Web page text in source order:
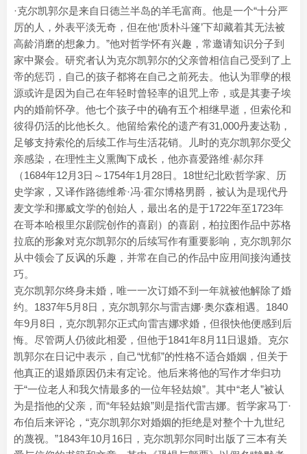
·克尔凯郭尔是来自日德兰半岛的羊毛富商。他是一个“十分严
厉的人，外表平淡无奇，但在他‘质朴斗篷’下却藏着其无法被
高龄消磨的想象力。”他对哲学怀有兴趣，常邀请知识分子到
家中聚会。研究者认为克尔凯郭尔的父亲曾相信自己受到了上
帝的惩罚，自己的孩子都将在自己之前死去。他认为罪孽的根
源或许是因为自己在年轻时曾轻率的诅咒上帝，或是其妻子埃
内的婚前怀孕。他七个孩子中的确有五个相继早逝，但索伦和
彼得仍活的比他长久。他留给索伦的遗产有31,000丹麦达勒，
足够支持索伦的后续工作与生活花销。儿时的克尔凯郭尔受父
亲感染，在理性主义熏陶下成长，他亦喜爱路维·郝尔拜
（1684年12月3日～1754年1月28日。18世纪北欧哲学家、历
史学家，又译作路德维希·冯·霍尔博格男爵，被认为是现代丹
麦文学和挪威文学的创始人，最出名的是于1722年至1723年
在哥本哈根里尔剧院创作的喜剧）的喜剧，柏拉图作品中苏格
拉底的形象对克尔凯郭尔的后续写作有重要影响，克尔凯郭尔
从中领会了反讽的乐趣，并常在自己的作品中应用间接沟通技
巧。
克尔凯郭尔终身未婚，唯一一次订婚不到一年就被他解除了婚
约。1837年5月8日，克尔凯郭尔与雷吉娜·奥尔森相遇。1840
年9月8日，克尔凯郭尔正式向雷吉娜求婚，但很快他便感到后
悔。尽管两人仍彼此相爱，但他于1841年8月11日退婚。克尔
凯郭尔在日记中表示，自己“忧郁”的性格不适合婚姻，但关于
他真正的退婚原因仍未有定论。他后来将他的写作才华归功
于“一位老人和我欠情最多的一位年轻姑娘”。其中“老人”被认
为是指他的父亲，而“年轻姑娘”则是指代雷吉娜。哲学家马丁·
布伯后来评论，“克尔凯郭尔对婚姻的拒绝是对整个十九世纪
的蔑视。”1843年10月16日，克尔凯郭尔同时出版了三本有关